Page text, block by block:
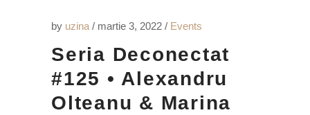
by uzina martie 3, 2022 Events
Seria Deconectat
#125 • Alexandru
Olteanu & Marina